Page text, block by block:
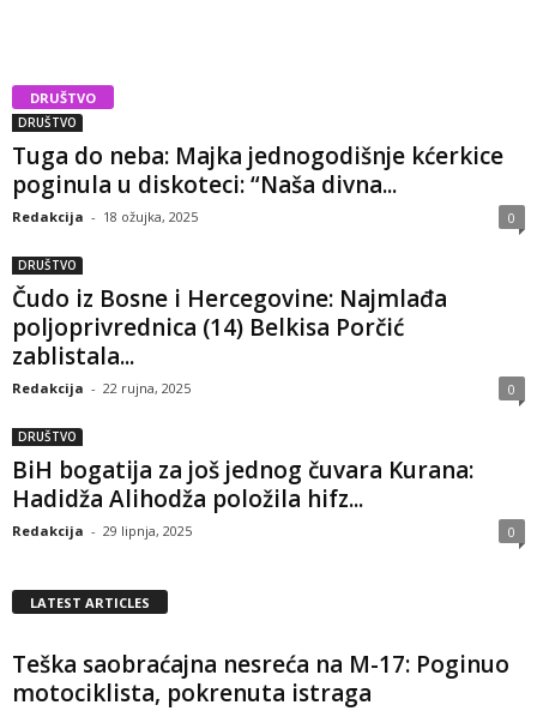
DRUŠTVO
DRUŠTVO
Tuga do neba: Majka jednogodišnje kćerkice
poginula u diskoteci: “Naša divna...
Redakcija - 18 ožujka, 2025 0
DRUŠTVO
Čudo iz Bosne i Hercegovine: Najmlađa
poljoprivrednica (14) Belkisa Porčić
zablistala...
Redakcija - 22 rujna, 2025 0
DRUŠTVO
BiH bogatija za još jednog čuvara Kurana:
Hadidža Alihodža položila hifz...
Redakcija - 29 lipnja, 2025 0
LATEST ARTICLES
Teška saobraćajna nesreća na M-17: Poginuo
motociklista, pokrenuta istraga